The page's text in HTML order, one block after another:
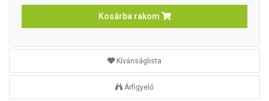
Kosárba rakom
Kívánságlista
Árfigyelő